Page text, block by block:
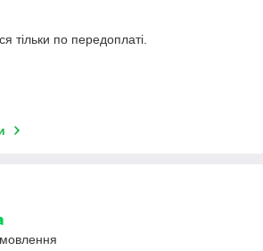
тільки по передоплаті.